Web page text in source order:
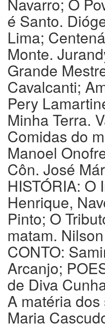
é Santo.
Lima;
Monte.
Grande
Cavalcanti;
Pery
Minha Terra.
Comidas do
Manoel
Côn. José
HISTÓRIA: O
Henrique,
Pinto; O
matam.
CONTO:
Arcanjo;
de Diva
A matéria
Maria